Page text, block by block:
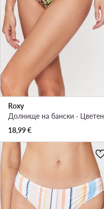
Roxy
Долнище на бански · Цветен
18,99€